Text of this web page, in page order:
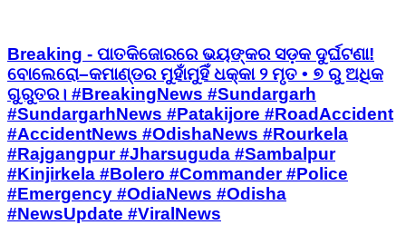
Breaking - ପାତକିଜୋରରେ ଭୟଙ୍କର ସଡ଼କ ଦୁର୍ଘଟଣା!
ବୋଲେରୋ–କମାଣ୍ଡର ମୁହାଁମୁହିଁ ଧକ୍କା ୨ ମୃତ • ୭ ରୁ ଅଧିକ
ଗୁରୁତର। #BreakingNews #Sundargarh
#SundargarhNews #Patakijore #RoadAccident
#AccidentNews #OdishaNews #Rourkela
#Rajgangpur #Jharsuguda #Sambalpur
#Kinjirkela #Bolero #Commander #Police
#Emergency #OdiaNews #Odisha
#NewsUpdate #ViralNews